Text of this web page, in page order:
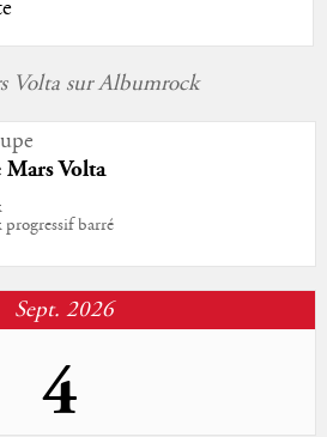
Volta sur Albumrock
Mars Volta
progressif barré
Sept. 2026
4